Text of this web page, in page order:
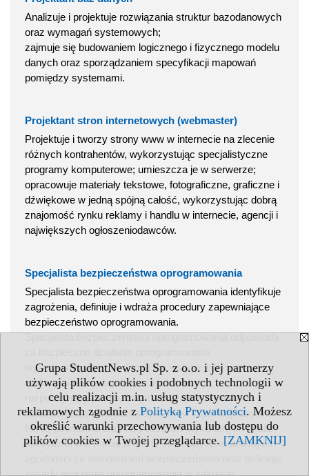
Grupa StudentNews.pl Sp. z o.o. i jej partnerzy
używają plików cookies i podobnych technologii w
celu realizacji m.in. usług statystycznych i
reklamowych zgodnie z Polityką Prywatności. Możesz
określić warunki przechowywania lub dostępu do
plików cookies w Twojej przeglądarce. [ZAMKNIJ]
Analizuje i projektuje rozwiązania struktur bazodanowych
oraz wymagań systemowych;
zajmuje się budowaniem logicznego i fizycznego modelu
danych oraz sporządzaniem specyfikacji mapowań
pomiędzy systemami.
Projektant stron internetowych (webmaster)
Projektuje i tworzy strony www w internecie na zlecenie
różnych kontrahentów, wykorzystując specjalistyczne
programy komputerowe; umieszcza je w serwerze;
opracowuje materiały tekstowe, fotograficzne, graficzne i
dźwiękowe w jedną spójną całość, wykorzystując dobrą
znajomość rynku reklamy i handlu w internecie, agencji i
największych ogłoszeniodawców.
Specjalista bezpieczeństwa oprogramowania
Specjalista bezpieczeństwa oprogramowania identyfikuje
zagrożenia, definiuje i wdraża procedury zapewniające
bezpieczeństwo oprogramowania.
Specjalista bezpieczeństwa oprogramowania odpowiada
wykorzystywanego w firmie lub instytucji. W tym celu
realizuje wiele specjalistycznych zadań
rozpoczynających się zwykle od zapoznania się z
dokumentacją techniczną systemów informatycznych.
Na tej podstawie oraz na podstawie wykonanych analiz
specjalista weryfikuje projekty informatyczne pod kątem
zasady tworzenia oprogramowania w zakresie